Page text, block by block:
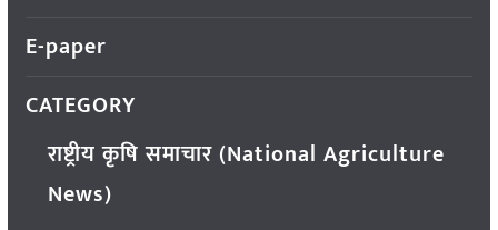
E-paper
CATEGORY
राष्ट्रीय कृषि समाचार (National Agriculture
News)